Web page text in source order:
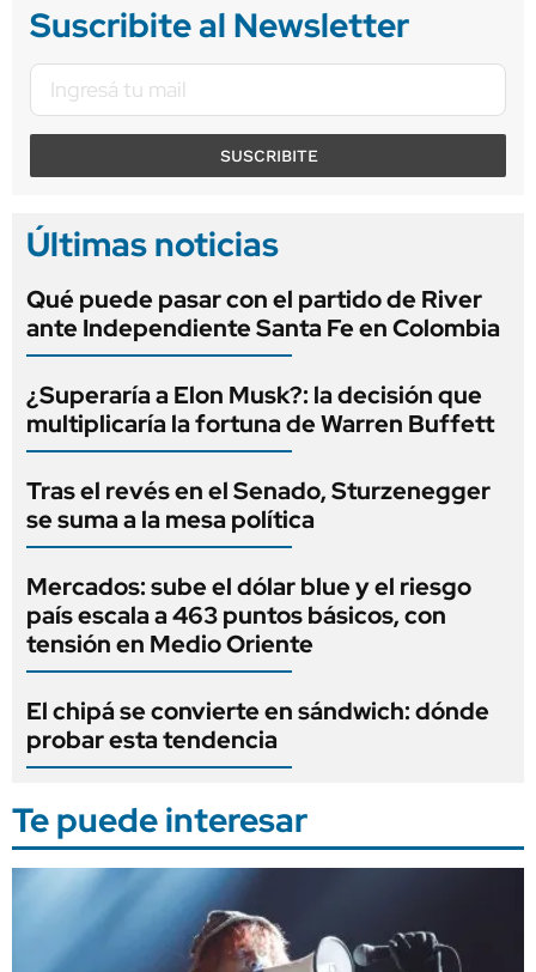
Suscribite al Newsletter
SUSCRIBITE
Últimas noticias
Qué puede pasar con el partido de River
ante Independiente Santa Fe en Colombia
¿Superaría a Elon Musk?: la decisión que
multiplicaría la fortuna de Warren Buffett
Tras el revés en el Senado, Sturzenegger
se suma a la mesa política
Mercados: sube el dólar blue y el riesgo
país escala a 463 puntos básicos, con
tensión en Medio Oriente
El chipá se convierte en sándwich: dónde
probar esta tendencia
Te puede interesar